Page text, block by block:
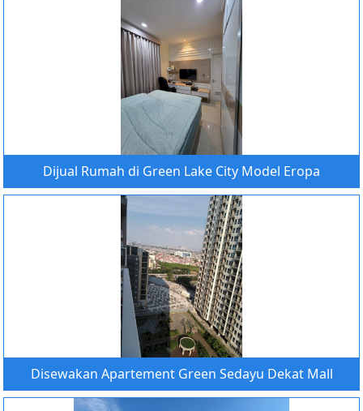
Dijual Rumah di Green Lake City Model Eropa
Disewakan Apartement Green Sedayu Dekat Mall